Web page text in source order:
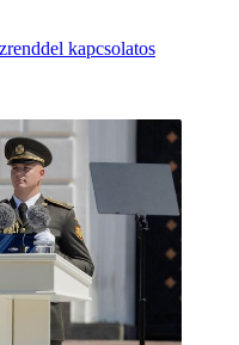
kapcsolatos